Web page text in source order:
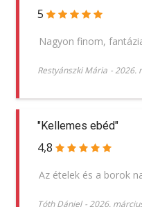
5
Nagyon finom,
Restyánszki Mária -2026.
"Kellemes ebéd"
4,8
Az ételek és a borok
Tóth Dániel -2026.